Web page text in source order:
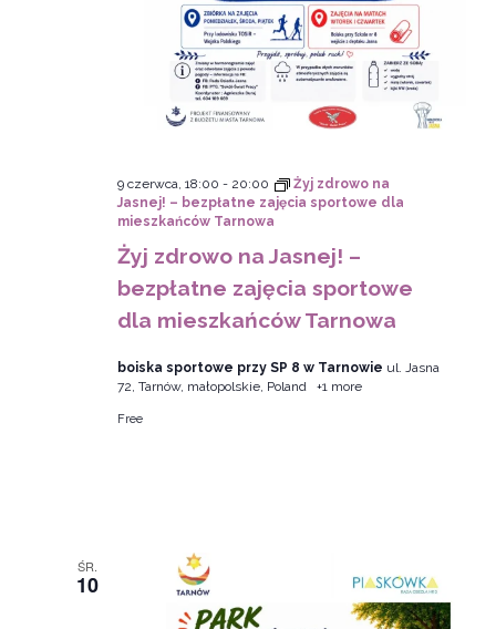
9 czerwca, 18:00 - 20:00
Żyj zdrowo na
Jasnej! – bezpłatne zajęcia sportowe dla
mieszkańców Tarnowa
Żyj zdrowo na Jasnej! –
bezpłatne zajęcia sportowe
dla mieszkańców Tarnowa
boiska sportowe przy SP 8 w Tarnowie ul. Jasna
72, Tarnów, małopolskie, Poland
+1 more
Free
ŚR.
10